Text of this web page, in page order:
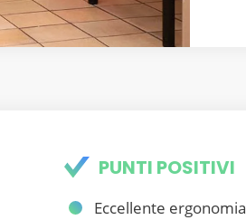
PUNTI POSITIVI
Eccellente ergonomia